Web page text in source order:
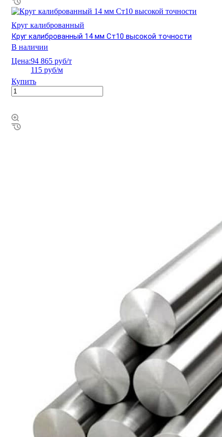
Круг калиброванный
Круг калиброванный 14 мм Ст10 высокой точности
В наличии
Цена:94 865 руб/т
115 руб/м
Купить